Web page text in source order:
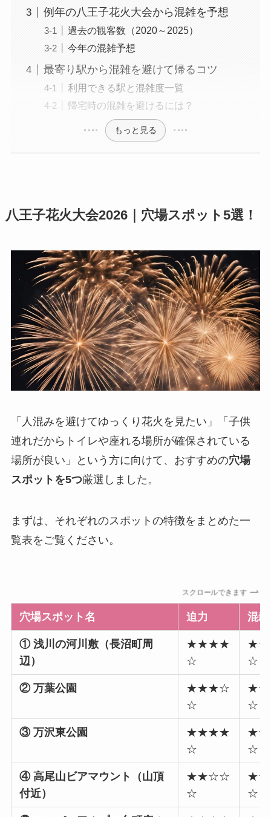
例年の八王子花火大会から混雑を予想
過去の観客数（2020～2025）
今年の混雑予想
最寄り駅から混雑を避けて帰るコツ
利用できる駅と混雑度一覧
帰宅時の混雑を避けるには？
もっと見る
八王子花火大会2026｜穴場スポット5選！
「人混みを避けてゆっくり花火を見たい」「子供
連れだからトイレや座れる場所が確保されている
場所が良い」という方に向けて、おすすめの穴場
スポットを5つ厳選しました。
まずは、それぞれのスポットの特徴をまとめた一
覧表をご覧ください。
スクロールできます
穴場スポット名 迫力 混
① 浅川の河川敷（長沼町周
辺）
★★★★
☆
☆
② 万葉公園
★★★☆
☆
☆
③ 万沢東公園
★★★★
☆
☆
④ 高尾山ビアマウント（山頂
付近）
★★☆☆
☆
☆